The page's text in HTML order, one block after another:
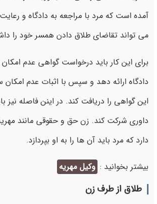
آمده است که مرد با مراجعه به دادگاه و
می تواند تقاضای طلاق دادن همسر خود را
برای این کار باید درخواست گواهی عدم
دادگاه ارائه دهد و سپس با اثبات عدم
این گواهی را دریافت کند. در اینن فاصله نیز
داوری شرکت کند. زن حق و حقوقی مانند
دارد که مرد باید آن ها را به او بپردازد.
بیشتر بخوانید : وکیل مهریه
طلاق از طرف زن